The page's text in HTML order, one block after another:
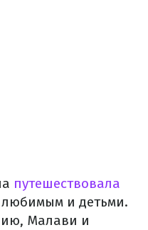
путешествовала
и детьми.
Малави и